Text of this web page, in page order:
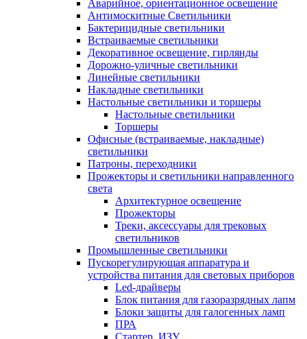
Аварийное, ориентационное освещение
Антимоскитные Светильники
Бактерицидные светильники
Встраиваемые светильники
Декоративное освещение, гирлянды
Дорожно-уличные светильники
Линейные светильники
Накладные светильники
Настольные светильники и торшеры
Настольные светильники
Торшеры
Офисные (встраиваемые, накладные)
светильники
Патроны, переходники
Прожекторы и светильники направленного
света
Архитектурное освещение
Прожекторы
Треки, аксессуары для трековых
светильников
Промышленные светильники
Пускорегулирующая аппаратура и
устройства питания для световых приборов
Led-драйверы
Блок питания для газоразрядных лапм
Блоки защиты для галогенных ламп
ПРА
Стартер, ИЗУ